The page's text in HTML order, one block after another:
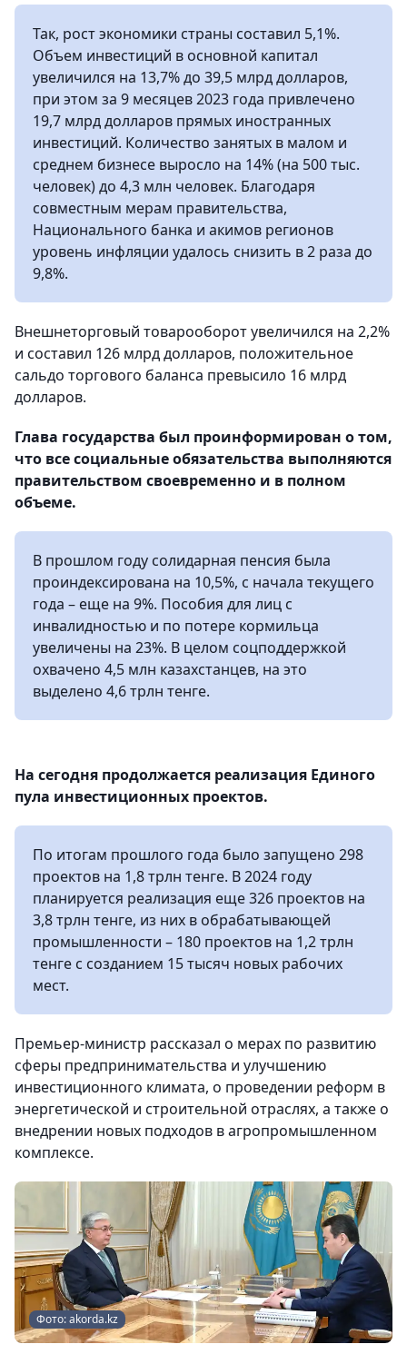
Так, рост экономики страны составил 5,1%.
Объем инвестиций в основной капитал
увеличился на 13,7% до 39,5 млрд долларов,
при этом за 9 месяцев 2023 года привлечено
19,7 млрд долларов прямых иностранных
инвестиций. Количество занятых в малом и
среднем бизнесе выросло на 14% (на 500 тыс.
человек) до 4,3 млн человек. Благодаря
совместным мерам правительства,
Национального банка и акимов регионов
уровень инфляции удалось снизить в 2 раза до
9,8%.
Внешнеторговый товарооборот увеличился на 2,2%
и составил 126 млрд долларов, положительное
сальдо торгового баланса превысило 16 млрд
долларов.
Глава государства был проинформирован о том,
что все социальные обязательства выполняются
правительством своевременно и в полном
объеме.
В прошлом году солидарная пенсия была
проиндексирована на 10,5%, с начала текущего
года – еще на 9%. Пособия для лиц с
инвалидностью и по потере кормильца
увеличены на 23%. В целом соцподдержкой
охвачено 4,5 млн казахстанцев, на это
выделено 4,6 трлн тенге.
На сегодня продолжается реализация Единого
пула инвестиционных проектов.
По итогам прошлого года было запущено 298
проектов на 1,8 трлн тенге. В 2024 году
планируется реализация еще 326 проектов на
3,8 трлн тенге, из них в обрабатывающей
промышленности – 180 проектов на 1,2 трлн
тенге с созданием 15 тысяч новых рабочих
мест.
Премьер-министр рассказал о мерах по развитию
сферы предпринимательства и улучшению
инвестиционного климата, о проведении реформ в
энергетической и строительной отраслях, а также о
внедрении новых подходов в агропромышленном
комплексе.
Фото: akorda.kz